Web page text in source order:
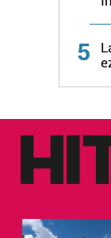
Webgune
zerbitzuak
baliatzen gara.
erabiltzeko
5